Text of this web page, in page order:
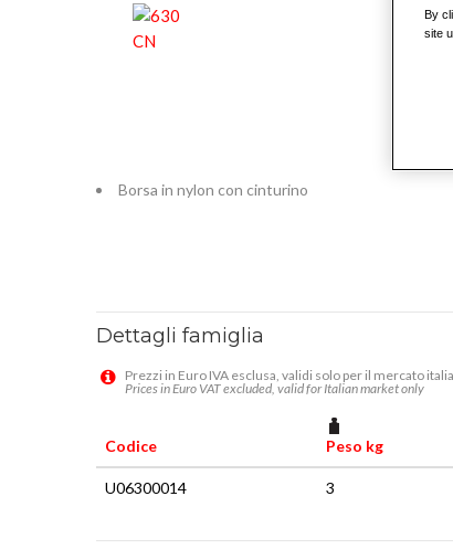
Borsa in nylon con cinturino
Dettagli famiglia
Prezzi in Euro IVA esclusa, validi solo per il mercato
Prices in Euro VAT excluded, valid for Italian market only
Codice Peso kg
U06300014 3
By
site